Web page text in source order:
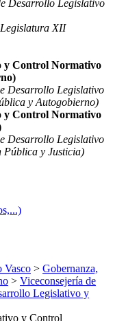
Desarrollo Legislativo
Legislatura XII
y Control Normativo
Desarrollo Legislativo
y Autogobierno)
y Control Normativo
Desarrollo Legislativo
y Justicia)
Vasco > Gobernanza,
> Viceconsejería de
Legislativo y
y Control